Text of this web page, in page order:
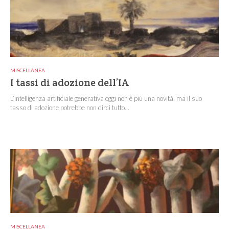
MISCELLANEA
I tassi di adozione dell’IA
L’intelligenza artificiale generativa oggi non è più una novità, ma il suo
tasso di adozione potrebbe non dirci tutto...
MISCELLANEA